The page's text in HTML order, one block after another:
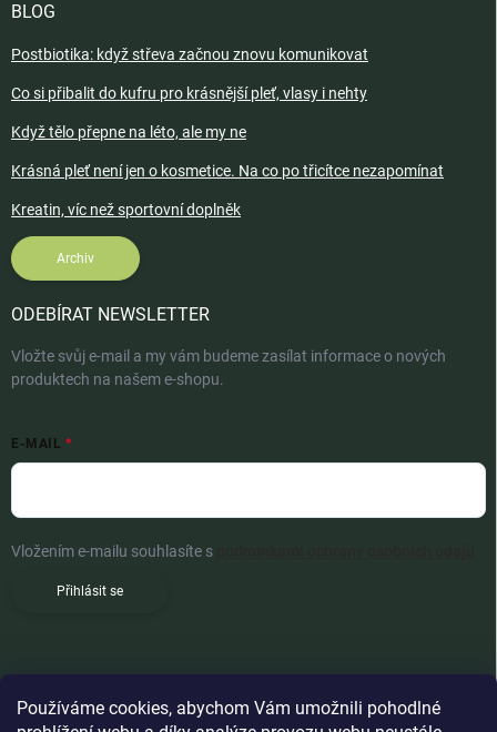
Používáme cookies, abychom Vám umožnili pohodlné
BLOG
Postbiotika: když střeva začnou znovu komunikovat
Co si přibalit do kufru pro krásnější pleť, vlasy i nehty
Když tělo přepne na léto, ale my ne
Krásná pleť není jen o kosmetice. Na co po třicítce nezapomínat
Kreatin, víc než sportovní doplněk
Archiv
ODEBÍRAT NEWSLETTER
Vložte svůj e-mail a my vám budeme zasílat informace o nových
produktech na našem e-shopu.
E-MAIL
Vložením e-mailu souhlasíte s
Přihlásit se